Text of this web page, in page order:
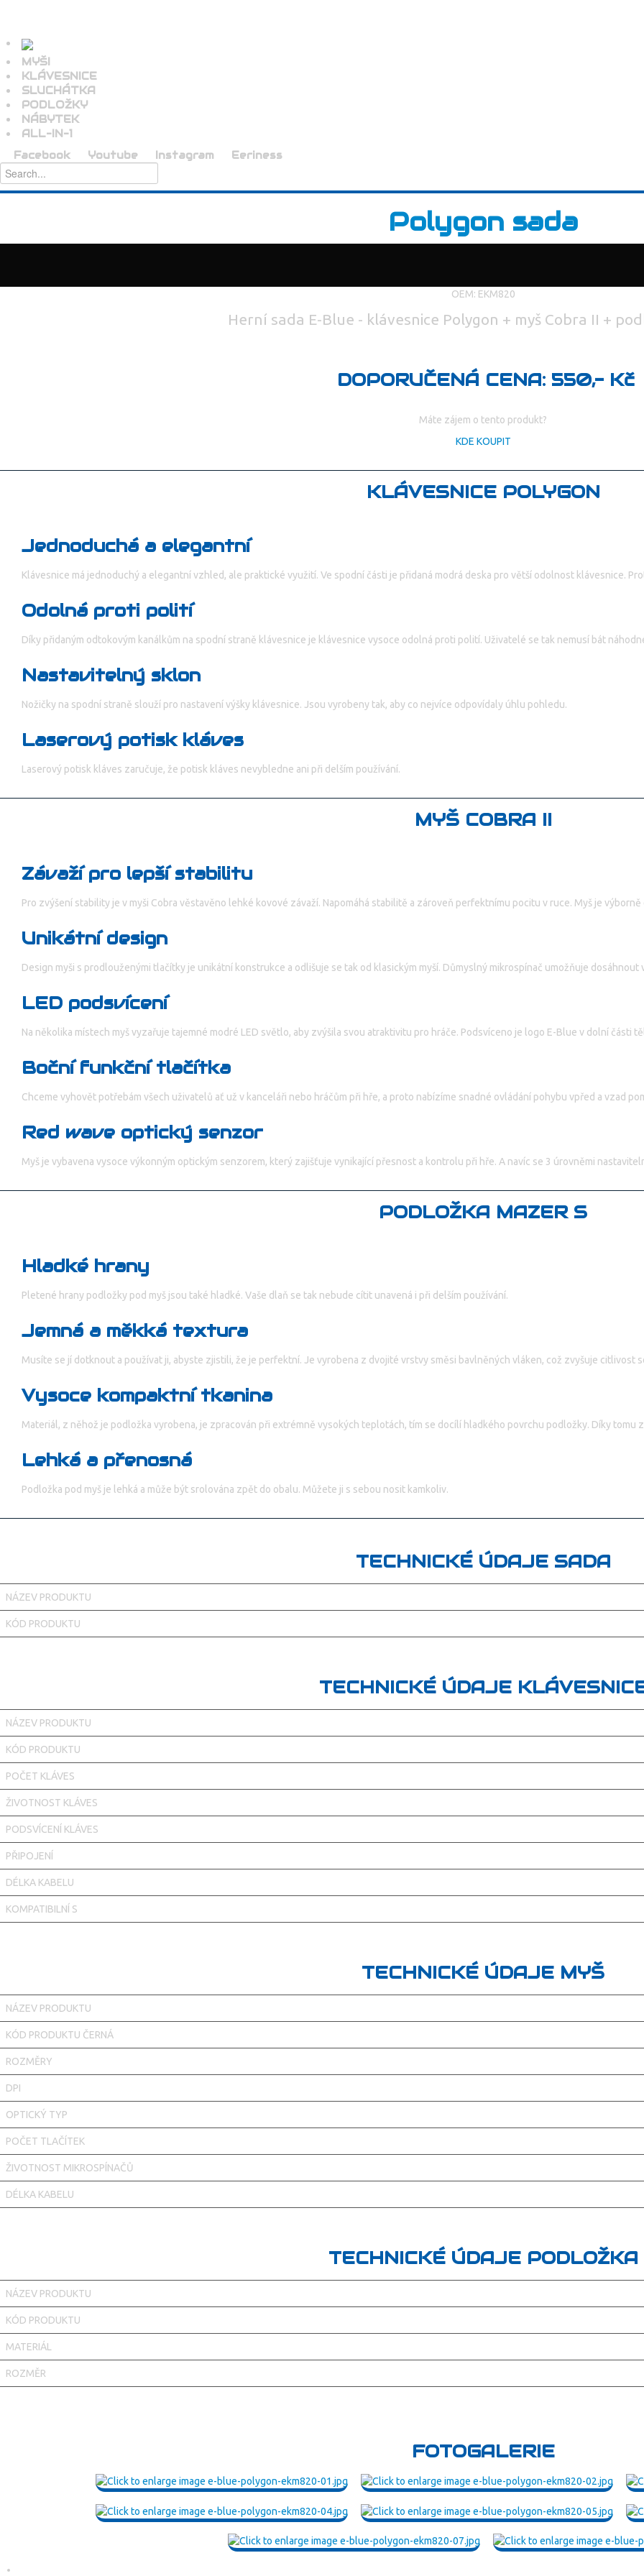
MYŠI
KLÁVESNICE
SLUCHÁTKA
PODLOŽKY
NÁBYTEK
ALL-IN-1
Facebook
Youtube Instagram Eeriness
Polygon sada
OEM: EKM820
Herní sada E-Blue - klávesnice Polygon + myš Cobra II +
DOPORUČENÁ CENA: 550,- Kč
Máte zájem o tento produkt?
KDE KOUPIT
KLÁVESNICE POLYGON
Jednoduchá a elegantní
Klávesnice má jednoduchý a elegantní vzhled, ale praktické využití. Ve spodní části je přidaná modrá deska pro větší odolnost klávesnice.
Odolná proti polití
Díky přidaným odtokovým kanálkům na spodní straně klávesnice je klávesnice vysoce odolná proti polití. Uživatelé se tak nemusí bát
Nastavitelný sklon
Nožičky na spodní straně slouží pro nastavení výšky klávesnice. Jsou vyrobeny tak, aby co nejvíce odpovídaly úhlu pohledu.
Laserový potisk kláves
Laserový potisk kláves zaručuje, že potisk kláves nevybledne ani při delším používání.
MYŠ COBRA II
Závaží pro lepší stabilitu
Pro zvýšení stability je v myši Cobra věstavěno lehké kovové závaží. Napomáhá stabilitě a zároveň perfektnímu pocitu v ruce. Myš je
Unikátní design
Design myši s prodlouženými tlačítky je unikátní konstrukce a odlišuje se tak od klasickým myší. Důmyslný mikrospínač umožňuje
LED podsvícení
Na několika místech myš vyzařuje tajemné modré LED světlo, aby zvýšila svou atraktivitu pro hráče. Podsvíceno je logo E-Blue v dolní části
Boční funkční tlačítka
Chceme vyhovět potřebám všech uživatelů ať už v kanceláři nebo hráčům při hře, a proto nabízíme snadné ovládání pohybu vpřed a vzad
Red wave optický senzor
Myš je vybavena vysoce výkonným optickým senzorem, který zajišťuje vynikající přesnost a kontrolu při hře. A navíc se 3 úrovněmi
PODLOŽKA MAZER S
Hladké hrany
Pletené hrany podložky pod myš jsou také hladké. Vaše dlaň se tak nebude cítit unavená i při delším používání.
Jemná a měkká textura
Musíte se jí dotknout a používat ji, abyste zjistili, že je perfektní. Je vyrobena z dvojité vrstvy směsi bavlněných vláken, což zvyšuje citlivost
Vysoce kompaktní tkanina
Materiál, z něhož je podložka vyrobena, je zpracován při extrémně vysokých teplotách, tím se docílí hladkého povrchu podložky. Díky tomu
Lehká a přenosná
Podložka pod myš je lehká a může být srolována zpět do obalu. Můžete ji s sebou nosit kamkoliv.
TECHNICKÉ ÚDAJE SADA
NÁZEV PRODUKTU
KÓD PRODUKTU
TECHNICKÉ ÚDAJE
NÁZEV PRODUKTU
KÓD PRODUKTU
POČET KLÁVES
ŽIVOTNOST KLÁVES
PODSVÍCENÍ KLÁVES
PŘIPOJENÍ
DÉLKA KABELU
KOMPATIBILNÍ S
TECHNICKÉ ÚDAJE MYŠ
NÁZEV PRODUKTU
KÓD PRODUKTU ČERNÁ
ROZMĚRY
DPI
OPTICKÝ TYP
POČET TLAČÍTEK
ŽIVOTNOST MIKROSPÍNAČŮ
DÉLKA KABELU
TECHNICKÉ ÚDAJE PODLOŽKA
NÁZEV PRODUKTU
KÓD PRODUKTU
MATERIÁL
ROZMĚR
FOTOGALERIE